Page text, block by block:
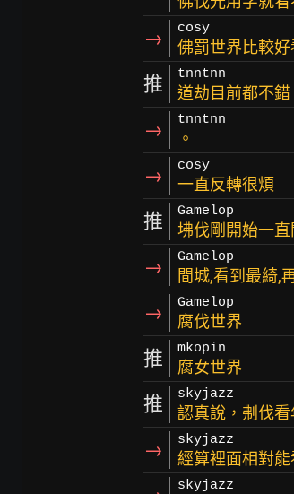
→ cosy
佛罰世界比較好
推 tnntnn
道劫目前都不
→ tnntnn
。
→ cosy
一直反轉很煩
推 Gamelop
坲伐剛開始一
→ Gamelop
間城,看到最綺,
→ Gamelop
腐伐世界
推 mkopin
腐女世界
推 skyjazz
認真說，刜伐
→ skyjazz
經算裡面相對
skyjazz